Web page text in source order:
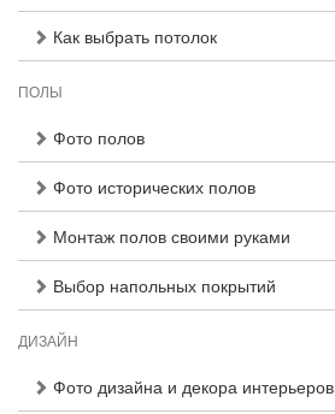
Как выбрать потолок
ПОЛЫ
Фото полов
Фото исторических полов
Монтаж полов своими руками
Выбор напольных покрытий
ДИЗАЙН
Фото дизайна и декора интерьеров